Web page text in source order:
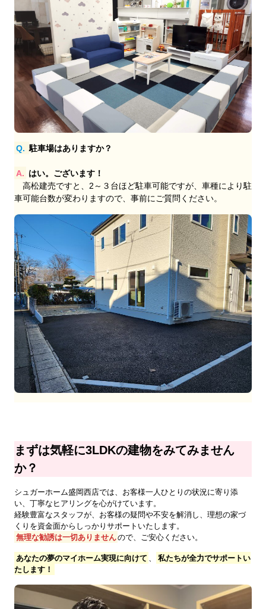
Q. 駐車場はありますか？
A. はい。ございます！
高松建売ですと、2～３台ほど駐車可能ですが、車種により駐
車可能台数が変わりますので、事前にご質問ください。
まずは気軽に3LDKの建物をみてみません
か？
シュガーホーム盛岡西店では、お客様一人ひとりの状況に寄り添
い、丁寧なヒアリングを心がけています。
経験豊富なスタッフが、お客様の疑問や不安を解消し、理想の家づ
くりを資金面からしっかりサポートいたします。
無理な勧誘は一切ありませんので、ご安心ください。
あなたの夢のマイホーム実現に向けて
私たちが全力でサポートい
たします！